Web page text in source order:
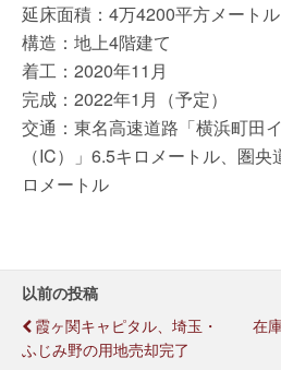
延床面積：4万4200平方メートル
構造：地上4階建て
着工：2020年11月
完成：2022年1月（予定）
交通：東名高速道路「横浜町田
（IC）」6.5キロメートル、圏
ロメートル
以前の投稿
霞ヶ関キャピタル、埼玉・
ふじみ野の用地売却完了
在